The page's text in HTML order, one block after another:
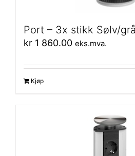
Port – 3x stikk Sølv/
kr 1 860.00 eks.mva.
Kjøp